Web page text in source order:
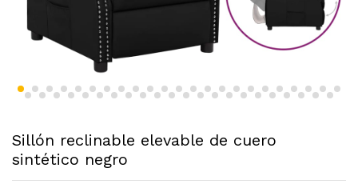
Sillón reclinable elevable de cuero
sintético negro